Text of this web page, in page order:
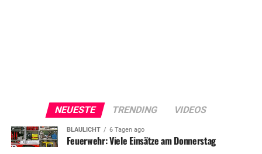
NEUESTE TRENDING VIDEOS
BLAULICHT 6 Tagen ago
Feuerwehr: Viele Einsätze am Donnerstag